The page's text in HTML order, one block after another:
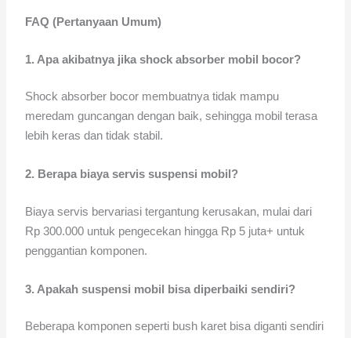
FAQ (Pertanyaan Umum)
1. Apa akibatnya jika shock absorber mobil bocor?
Shock absorber bocor membuatnya tidak mampu
meredam guncangan dengan baik, sehingga mobil terasa
lebih keras dan tidak stabil.
2. Berapa biaya servis suspensi mobil?
Biaya servis bervariasi tergantung kerusakan, mulai dari
Rp 300.000 untuk pengecekan hingga Rp 5 juta+ untuk
penggantian komponen.
3. Apakah suspensi mobil bisa diperbaiki sendiri?
Beberapa komponen seperti bush karet bisa diganti sendiri